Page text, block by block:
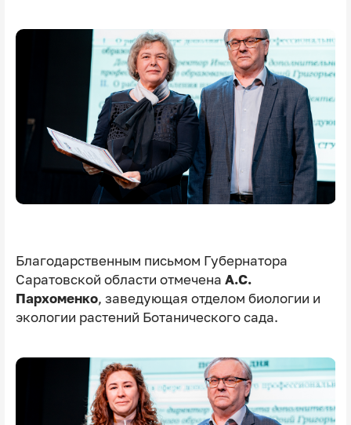
Благодарственным письмом Губернатора
Саратовской области отмечена А.С.
Пархоменко, заведующая отделом биологии и
экологии растений Ботанического сада.